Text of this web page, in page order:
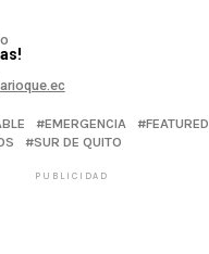
EMERGENCIA
FEATURED
SUR DE QUITO
PUBLICIDAD